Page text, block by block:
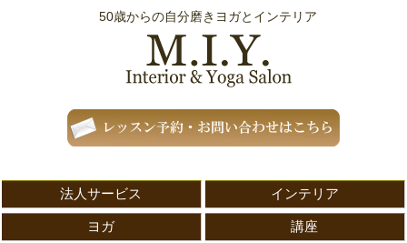
50歳からの自分磨きヨガとインテリア
法人サービス インテリア
ヨガ 講座